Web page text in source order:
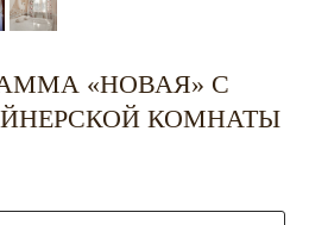
«НОВАЯ» С
КОМНАТЫ